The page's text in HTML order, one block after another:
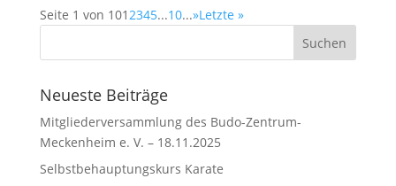
Seite 1 von 1012345...10...»Letzte »
Neueste Beiträge
Mitgliederversammlung des Budo-Zentrum-
Meckenheim e. V. – 18.11.2025
Selbstbehauptungskurs Karate